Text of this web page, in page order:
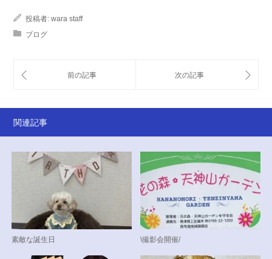
投稿者: wara staff
ブログ
関連記事
素敵な誕生日 \撮影会開催/